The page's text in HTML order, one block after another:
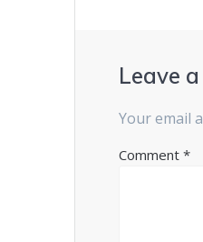
Leave
Your email
Comment*